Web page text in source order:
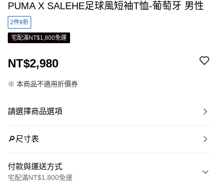
PUMA X SALEHE足球風短袖T恤-葡萄牙 男性
2件8折
宅配滿NT$1,800免運
NT$2,980
※ 本商品不適用折價券
請選擇商品選項
🔎尺寸表
付款與運送方式
宅配滿NT$1,800免運